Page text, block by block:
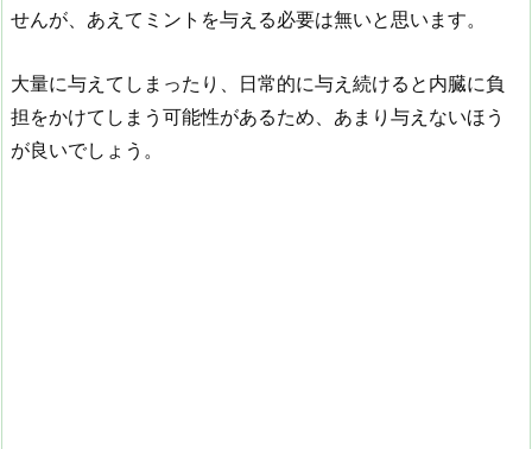
せんが、あえてミントを与える必要は無いと思います。
大量に与えてしまったり、日常的に与え続けると内臓に負
担をかけてしまう可能性があるため、あまり与えないほう
が良いでしょう。